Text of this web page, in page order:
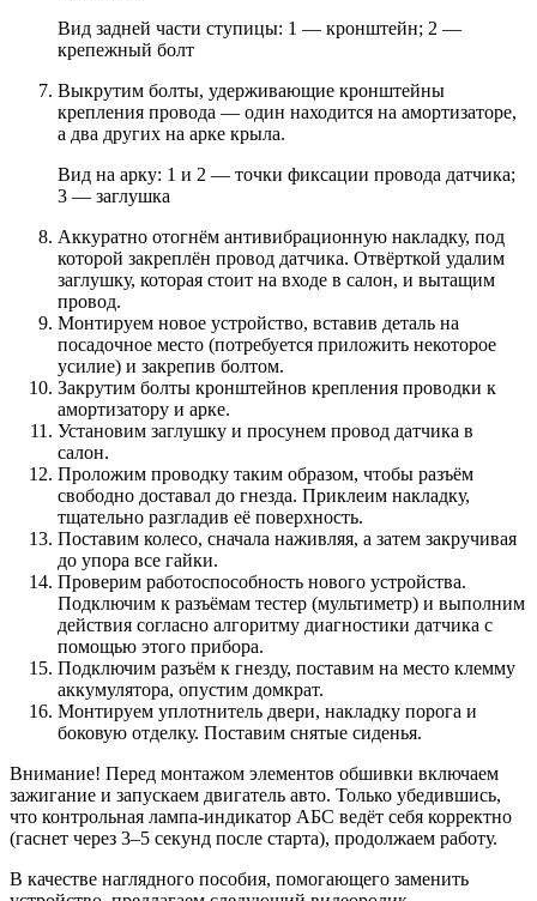
Вид задней части ступицы: 1 — кронштейн; 2 —
крепежный болт
Выкрутим болты, удерживающие кронштейны
крепления провода — один находится на амортизаторе,
а два других на арке крыла.
Вид на арку: 1 и 2 — точки фиксации провода датчика;
3 — заглушка
Аккуратно отогнём антивибрационную накладку, под
которой закреплён провод датчика. Отвёрткой удалим
заглушку, которая стоит на входе в салон, и вытащим
провод.
Монтируем новое устройство, вставив деталь на
посадочное место (потребуется приложить некоторое
усилие) и закрепив болтом.
Закрутим болты кронштейнов крепления проводки к
амортизатору и арке.
Установим заглушку и просунем провод датчика в
салон.
Проложим проводку таким образом, чтобы разъём
свободно доставал до гнезда. Приклеим накладку,
тщательно разгладив её поверхность.
Поставим колесо, сначала наживляя, а затем закручивая
до упора все гайки.
Проверим работоспособность нового устройства.
Подключим к разъёмам тестер (мультиметр) и выполним
действия согласно алгоритму диагностики датчика с
помощью этого прибора.
Подключим разъём к гнезду, поставим на место клемму
аккумулятора, опустим домкрат.
Монтируем уплотнитель двери, накладку порога и
боковую отделку. Поставим снятые сиденья.
Внимание! Перед монтажом элементов обшивки включаем
зажигание и запускаем двигатель авто. Только убедившись,
что контрольная лампа-индикатор АБС ведёт себя корректно
(гаснет через 3–5 секунд после старта), продолжаем работу.
В качестве наглядного пособия, помогающего заменить